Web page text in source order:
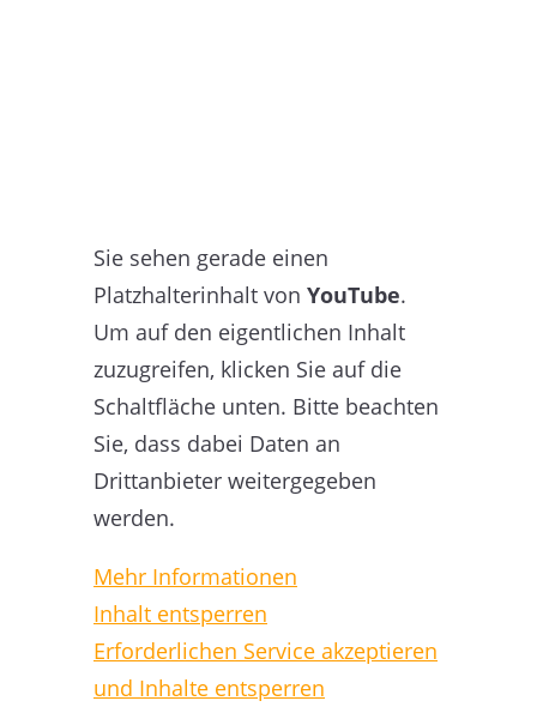
Sie sehen gerade einen
Platzhalterinhalt von YouTube.
Um auf den eigentlichen Inhalt
zuzugreifen, klicken Sie auf die
Schaltfläche unten. Bitte beachten
Sie, dass dabei Daten an
Drittanbieter weitergegeben
werden.
Mehr Informationen
Inhalt entsperren
Erforderlichen Service akzeptieren
und Inhalte entsperren